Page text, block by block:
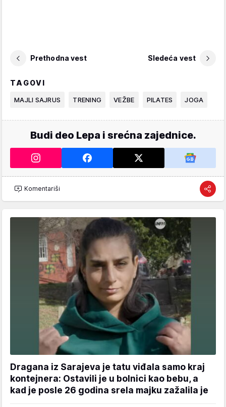
Prethodna vest Sledeća vest
TAGOVI
MAJLI SAJRUS TRENING VEŽBE PILATES JOGA
Budi deo Lepa i srećna zajednice.
Komentariši
Dragana iz Sarajeva je tatu viđala samo kraj
kontejnera: Ostavili je u bolnici kao bebu, a
kad je posle 26 godina srela majku zažalila je